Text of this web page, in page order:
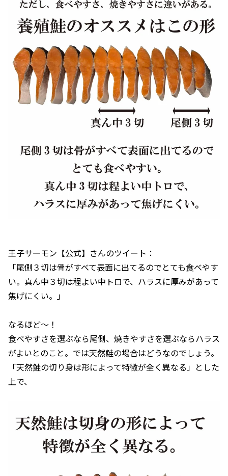
王子サーモン【公式】さんのツイート：
「尾側３切は骨がすべて表面に出てるのでとても食べやす
い。真ん中３切は程よい中トロで、ハラスに厚みがあって
焦げにくい。」
なるほど〜！
食べやすさを選ぶなら尾側、焼きやすさを選ぶならハラス
がよいとのこと。では天然鮭の場合はどうなのでしょう。
「天然鮭の切り身は形によって特徴が全く異なる」とした
上で、